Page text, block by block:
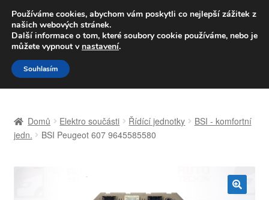
DOPRAVA od 139,-Kč
Volejte po-pá 9-16 704 494 494
Přeskočit
na
navigaci
Přejít
k
obsahu
Celosvětová doprava
Domů Elektro součásti Řídící jednotky
BSI - komfortní
jedn.
BSI Peugeot 607 9645585580
Používáme cookies, abychom vám poskytli co nejlepší zážitek z
našich webových stránek.
Další informace o tom, které soubory cookie používáme, nebo je
můžete vypnout v nastavení.
Souhlasím